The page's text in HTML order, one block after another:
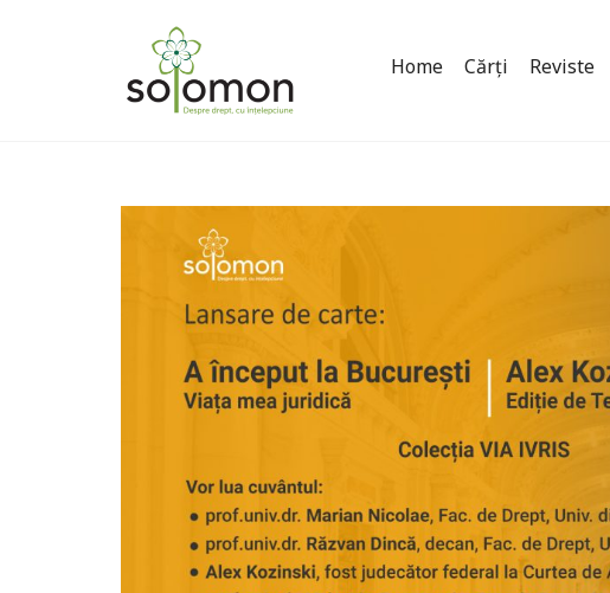
Home Cărți Reviste